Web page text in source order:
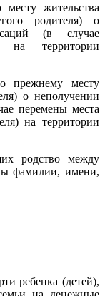
жительства
родителя) о
(в случае
на территории
прежнему месту
о неполучении
перемены места
на территории
родство между
фамилии, имени,
ребенка (детей),